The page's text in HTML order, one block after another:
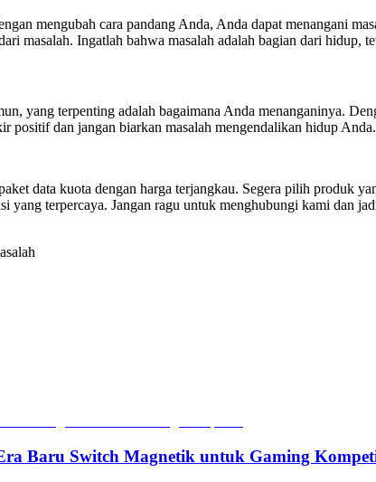
mengubah cara pandang Anda, Anda dapat menangani
masalah. Ingatlah bahwa masalah adalah bagian dari
yang terpenting adalah bagaimana Anda menanganinya.
positif dan jangan biarkan masalah mengendalikan hidup
data kuota dengan harga terjangkau. Segera pilih produk
yang terpercaya. Jangan ragu untuk menghubungi kami dan
Baru Switch Magnetik untuk Gaming